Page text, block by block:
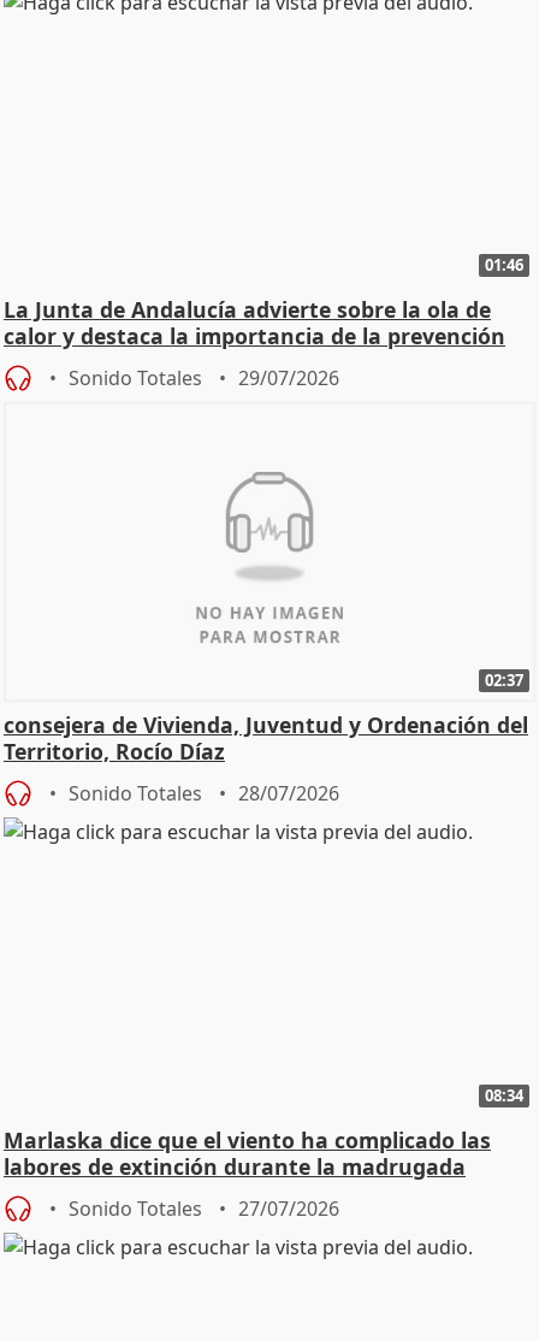
01:46
La Junta de Andalucía advierte sobre la ola de
calor y destaca la importancia de la prevención
Sonido Totales 29/07/2026
02:37
consejera de Vivienda, Juventud y Ordenación del
Territorio, Rocío Díaz
Sonido Totales 28/07/2026
08:34
Marlaska dice que el viento ha complicado las
labores de extinción durante la madrugada
Sonido Totales 27/07/2026